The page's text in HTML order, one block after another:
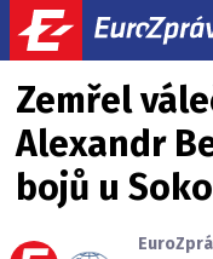
Zemřel
Alexandr
bojů u